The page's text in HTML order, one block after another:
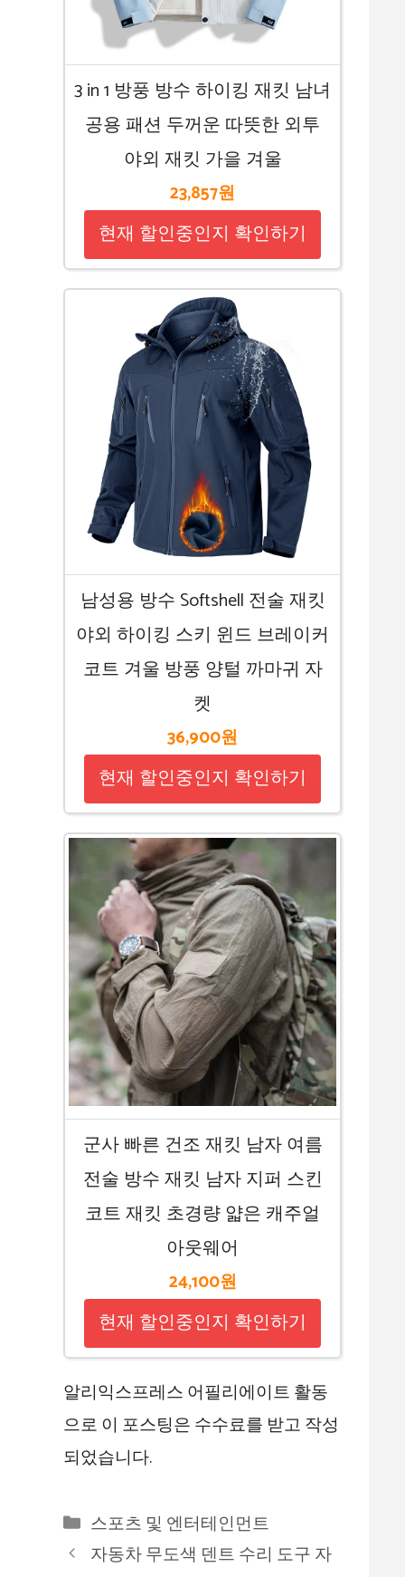
3 in 1 방풍 방수 하이킹 재킷 남녀
공용 패션 두꺼운 따뜻한 외투
야외 재킷 가을 겨울
23,857원
현재 할인중인지 확인하기
남성용 방수 Softshell 전술 재킷
야외 하이킹 스키 윈드 브레이커
코트 겨울 방풍 양털 까마귀 자
켓
36,900원
현재 할인중인지 확인하기
군사 빠른 건조 재킷 남자 여름
전술 방수 재킷 남자 지퍼 스킨
코트 재킷 초경량 얇은 캐주얼
아웃웨어
24,100원
현재 할인중인지 확인하기
알리익스프레스 어필리에이트 활동
으로 이 포스팅은 수수료를 받고 작성
되었습니다.
카
테
고
스포츠 및 엔터테인먼트
자동차 무도색 덴트 수리 도구 자